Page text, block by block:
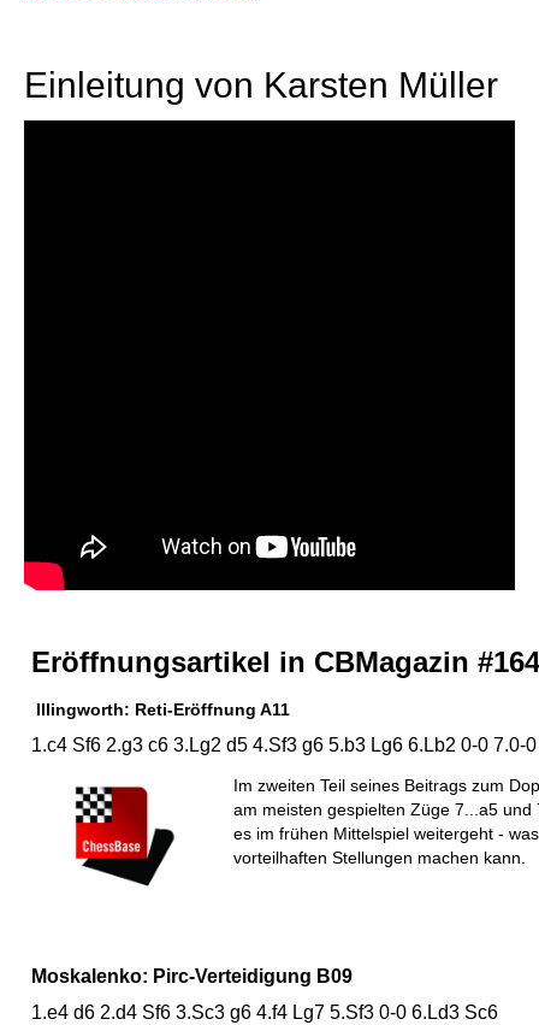
Einleitung von Karsten Müller
Eröffnungsartikel in CBMagazin #164
Illingworth: Reti-Eröffnung A11
1.c4 Sf6 2.g3 c6 3.Lg2 d5 4.Sf3 g6 5.b3 Lg6 6.Lb2 0-0 7.0-0
Im zweiten Teil seines Beitrags zum
am meisten gespielten Züge 7...a5
es im frühen Mittelspiel weitergeht -
vorteilhaften Stellungen machen kann.
Moskalenko: Pirc-Verteidigung B09
1.e4 d6 2.d4 Sf6 3.Sc3 g6 4.f4 Lg7 5.Sf3 0-0 6.Ld3 Sc6